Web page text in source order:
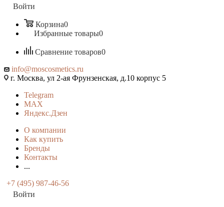
Войти
Корзина0
Избранные товары0
Сравнение товаров0
info@moscosmetics.ru
г. Москва, ул 2-ая Фрунзенская, д.10 корпус 5
Telegram
MAX
Яндекс.Дзен
О компании
Как купить
Бренды
Контакты
...
+7 (495) 987-46-56
Войти